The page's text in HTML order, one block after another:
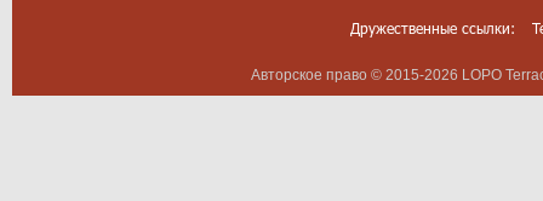
Дружественные ссылки:
Авторское право © 2015-2026 LOPO